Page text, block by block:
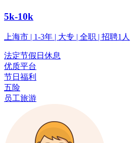
5k-10k
上海市 | 1-3年 | 大专 | 全职 | 招聘1人
法定节假日休息
优质平台
节日福利
五险
员工旅游